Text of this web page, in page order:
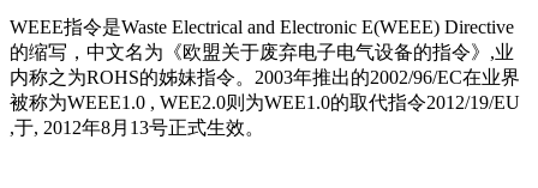
WEEE指令是Waste Electrical and Electronic E(WEEE) Directive
的缩写，中文名为《欧盟关于废弃电子电气设备的指令》,业
内称之为ROHS的姊妹指令。2003年推出的2002/96/EC在业界
被称为WEEE1.0 , WEE2.0则为WEE1.0的取代指令2012/19/EU
,于, 2012年8月13号正式生效。